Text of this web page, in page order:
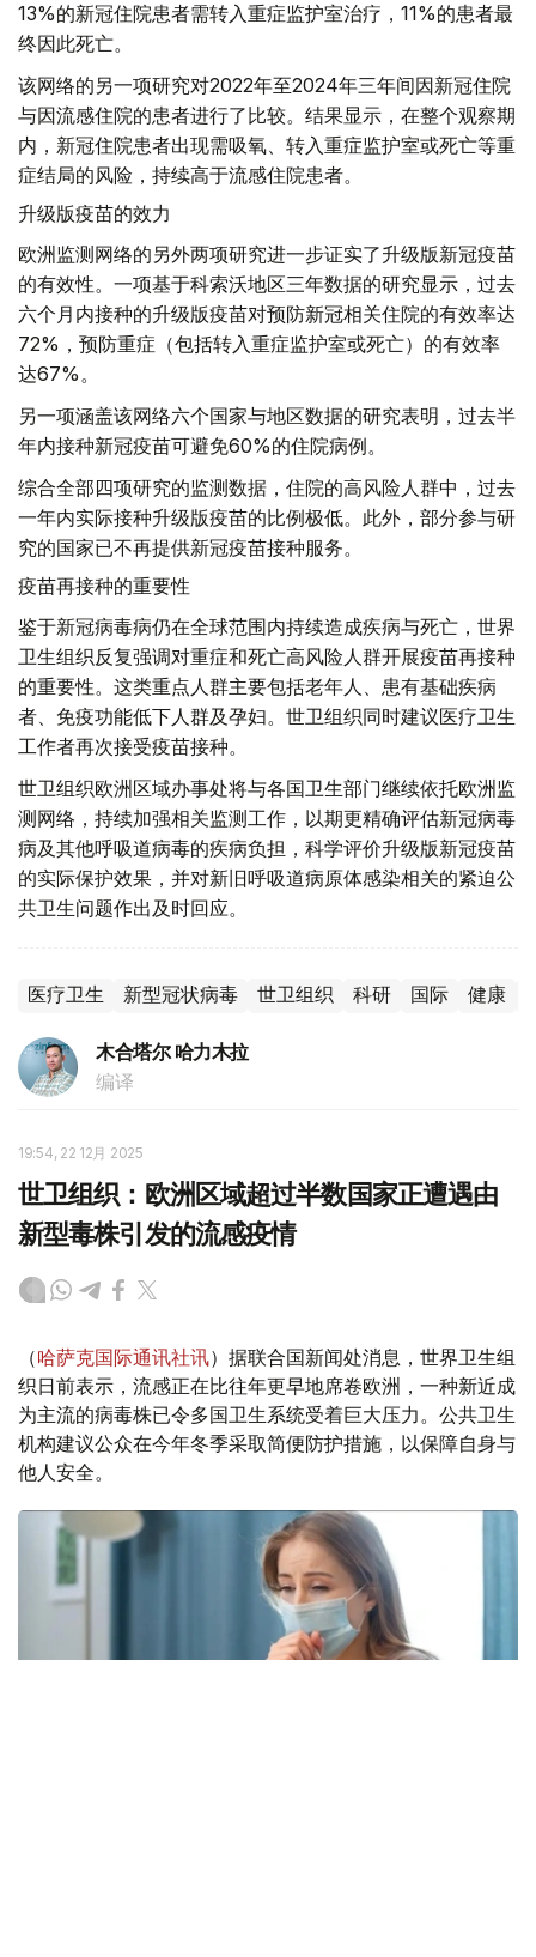
13%的新冠住院患者需转入重症监护室治疗，11%的患者最
终因此死亡。
该网络的另一项研究对2022年至2024年三年间因新冠住院
与因流感住院的患者进行了比较。结果显示，在整个观察期
内，新冠住院患者出现需吸氧、转入重症监护室或死亡等重
症结局的风险，持续高于流感住院患者。
升级版疫苗的效力
欧洲监测网络的另外两项研究进一步证实了升级版新冠疫苗
的有效性。一项基于科索沃地区三年数据的研究显示，过去
六个月内接种的升级版疫苗对预防新冠相关住院的有效率达
72%，预防重症（包括转入重症监护室或死亡）的有效率
达67%。
另一项涵盖该网络六个国家与地区数据的研究表明，过去半
年内接种新冠疫苗可避免60%的住院病例。
综合全部四项研究的监测数据，住院的高风险人群中，过去
一年内实际接种升级版疫苗的比例极低。此外，部分参与研
究的国家已不再提供新冠疫苗接种服务。
疫苗再接种的重要性
鉴于新冠病毒病仍在全球范围内持续造成疾病与死亡，世界
卫生组织反复强调对重症和死亡高风险人群开展疫苗再接种
的重要性。这类重点人群主要包括老年人、患有基础疾病
者、免疫功能低下人群及孕妇。世卫组织同时建议医疗卫生
工作者再次接受疫苗接种。
世卫组织欧洲区域办事处将与各国卫生部门继续依托欧洲监
测网络，持续加强相关监测工作，以期更精确评估新冠病毒
病及其他呼吸道病毒的疾病负担，科学评价升级版新冠疫苗
的实际保护效果，并对新旧呼吸道病原体感染相关的紧迫公
共卫生问题作出及时回应。
医疗卫生 新型冠状病毒 世卫组织 科研 国际 健康
木合塔尔 哈力木拉
编译
19:54, 22 12月 2025
世卫组织：欧洲区域超过半数国家正遭遇由
新型毒株引发的流感疫情
（哈萨克国际通讯社讯）据联合国新闻处消息，世界卫生组
织日前表示，流感正在比往年更早地席卷欧洲，一种新近成
为主流的病毒株已令多国卫生系统受着巨大压力。公共卫生
机构建议公众在今年冬季采取简便防护措施，以保障自身与
他人安全。